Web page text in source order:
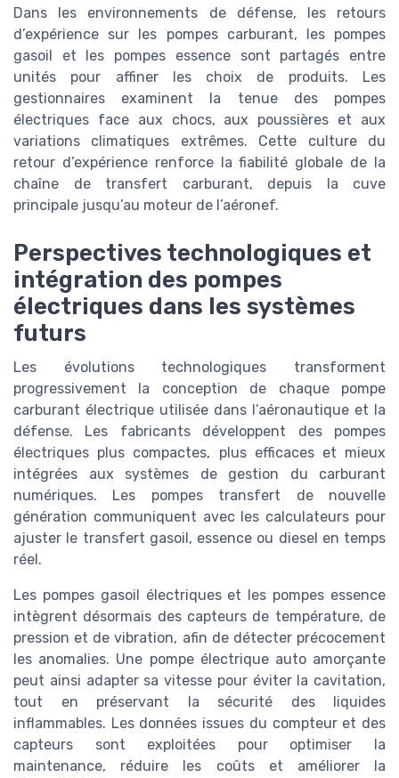
Dans les environnements de défense, les retours
d’expérience sur les pompes carburant, les pompes
gasoil et les pompes essence sont partagés entre
unités pour affiner les choix de produits. Les
gestionnaires examinent la tenue des pompes
électriques face aux chocs, aux poussières et aux
variations climatiques extrêmes. Cette culture du
retour d’expérience renforce la fiabilité globale de la
chaîne de transfert carburant, depuis la cuve
principale jusqu’au moteur de l’aéronef.
Perspectives technologiques et
intégration des pompes
électriques dans les systèmes
futurs
Les évolutions technologiques transforment
progressivement la conception de chaque pompe
carburant électrique utilisée dans l’aéronautique et la
défense. Les fabricants développent des pompes
électriques plus compactes, plus efficaces et mieux
intégrées aux systèmes de gestion du carburant
numériques. Les pompes transfert de nouvelle
génération communiquent avec les calculateurs pour
ajuster le transfert gasoil, essence ou diesel en temps
réel.
Les pompes gasoil électriques et les pompes essence
intègrent désormais des capteurs de température, de
pression et de vibration, afin de détecter précocement
les anomalies. Une pompe électrique auto amorçante
peut ainsi adapter sa vitesse pour éviter la cavitation,
tout en préservant la sécurité des liquides
inflammables. Les données issues du compteur et des
capteurs sont exploitées pour optimiser la
maintenance, réduire les coûts et améliorer la